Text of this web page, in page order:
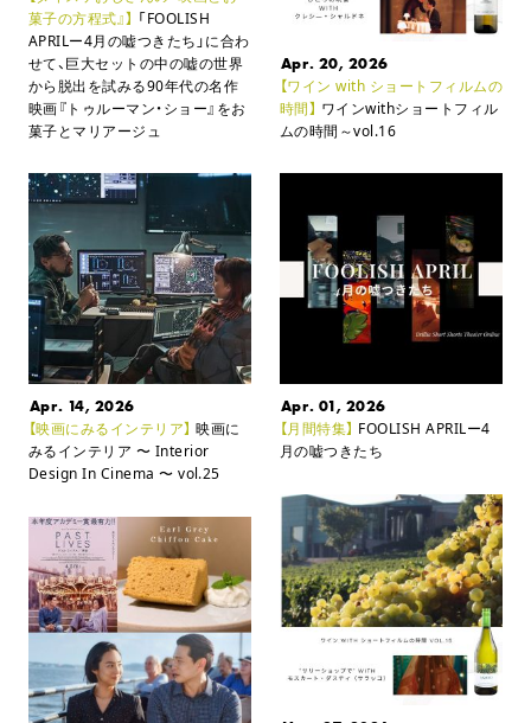
菓子の方程式』】 「FOOLISH
APRILー4月の嘘つきたち」に合わ
せて、巨大セットの中の嘘の世界
から脱出を試みる90年代の名作
映画『トゥルーマン・ショー』をお
菓子とマリアージュ
Apr. 20, 2026
【ワイン with ショートフィルムの
時間】 ワインwithショートフィル
ムの時間～vol.16
Apr. 14, 2026
【映画にみるインテリア】 映画に
みるインテリア 〜 Interior
Design In Cinema 〜 vol.25
Apr. 01, 2026
【月間特集】 FOOLISH APRILー4
月の嘘つきたち